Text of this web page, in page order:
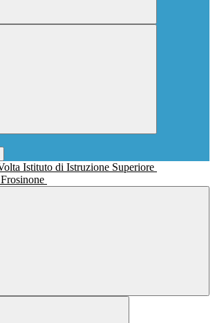
Istituto di Istruzione Superiore
Frosinone